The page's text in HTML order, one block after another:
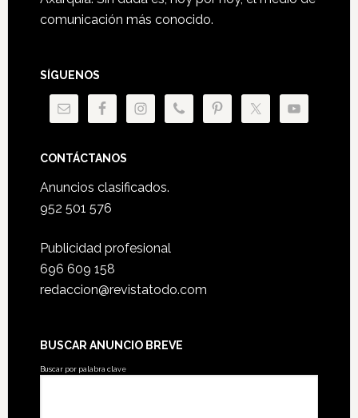
comunicación más conocido.
SÍGUENOS
CONTÁCTANOS
Anuncios clasificados.
952 501 576
Publicidad profesional
696 609 158
redaccion@revistatodo.com
BUSCAR ANUNCIO BREVE
Buscar por palabra clave